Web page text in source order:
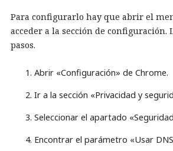
Para configurarlo hay que abrir el
acceder a la sección de configuración.
pasos.
Abrir «Configuración» de Chrome.
Ir a la sección «Privacidad y
Seleccionar el apartado
Encontrar el parámetro «Usar